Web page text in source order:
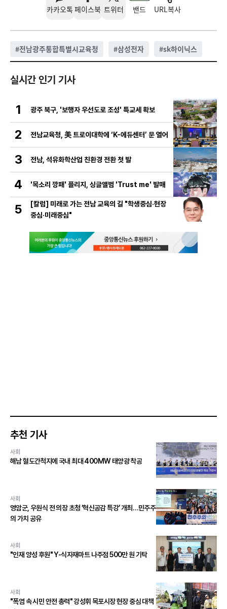
카카오톡 페이스북 트위터 밴드 URL복사
#전남광주통합특별시교육청 #삼성전자 #sk하이닉스
실시간 인기 기사
1 광주 북구, '보행자 우선도로 조성' 특교세 확보
2 전남교육청, 美 트로이대학에 ‘K-에듀센터’ 문 열어
3 전남, 석유화학산업 친환경 전환 첫 발
4 '목소리 깡패' 플리지, 싱글앨범 'Trust me' 발매
5
[칼럼] 미래로 가는 전남 교육의 길 "학생중심·현장
중심·미래중심"
추천 기사
사회
해남 혈도간척지에 국내 최대 400MW 태양광 착공
사회
영암군, 우원식 전 의장 초청 ‘혁신공감 특강’ 개최…민주주
의 가치 공유
사회
"인재 양성 후원" Y-식자재마트 나주점 500만 원 기탁
사회
"폭염 속 시민 안전 총력" 강성휘 목포시장 현장 중심 대책